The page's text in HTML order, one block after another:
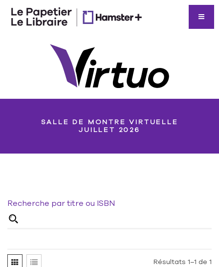
SALLE DE MONTRE VIRTUELLE
JUILLET 2026
Recherche par titre ou ISBN
Résultats 1–1 de 1